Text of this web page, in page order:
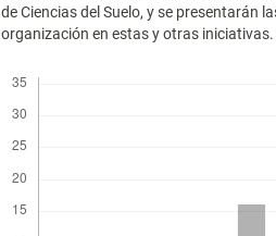
de Ciencias del Suelo, y se presentarán
organización en estas y otras iniciativas.